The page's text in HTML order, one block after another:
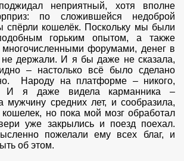
неприятный, хотя вполне
по сложившейся недоброй
спёрли кошелёк. Поскольку мы были
горьким опытом, а также
форумами, денег в
не держали. И я бы даже не сказала,
– настолько всё было сделано
Народу на платформе – никого,
И я даже видела карманника –
мужчину средних лет, и сообразила,
но пока мой мозг обработал
уже закрылись и поезд поехал.
пожелали ему всех благ, и
об этом.